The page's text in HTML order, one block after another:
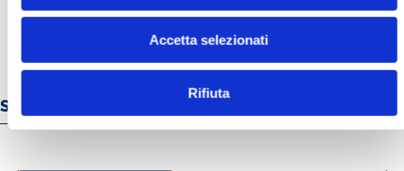
Accetta selezionati
Rifiuta
Servizi e prodotti online